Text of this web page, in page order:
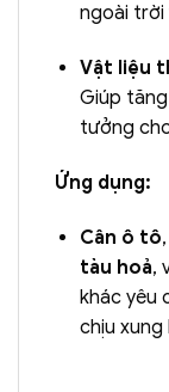
ngoài trời
Vật liệu
Giúp
tưởng
Ứng dụng:
Cân ô tô,
tàu hoả,
khác yêu
chịu xung